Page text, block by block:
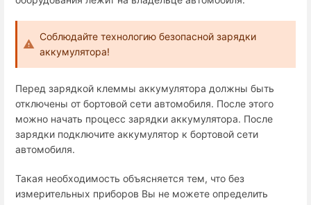
Соблюдайте технологию безопасной зарядки
аккумулятора!
Перед зарядкой клеммы аккумулятора должны быть
отключены от бортовой сети автомобиля. После этого
можно начать процесс зарядки аккумулятора. После
зарядки подключите аккумулятор к бортовой сети
автомобиля.
Такая необходимость объясняется тем, что без
измерительных приборов Вы не можете определить